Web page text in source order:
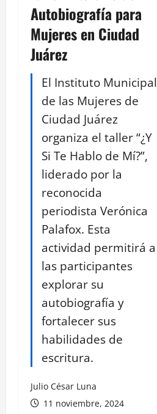
Autobiografía para
Mujeres en Ciudad
Juárez
El Instituto Municipal
de las Mujeres de
Ciudad Juárez
organiza el taller “¿Y
Si Te Hablo de Mí?”,
liderado por la
reconocida
periodista Verónica
Palafox. Esta
actividad permitirá a
las participantes
explorar su
autobiografía y
fortalecer sus
habilidades de
escritura.
Julio César Luna
11 noviembre, 2024